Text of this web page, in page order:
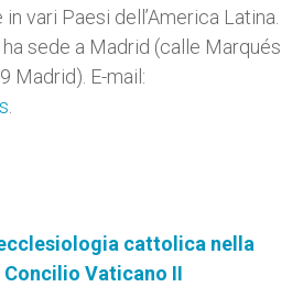
vari Paesi dell’America Latina.
ha sede a Madrid (calle Marqués
Madrid). E-mail:
cattolica nella
Vaticano II